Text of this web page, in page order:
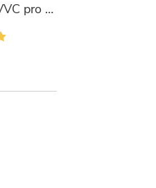
Žhavící hlava Vandy Vape VVC pro PULSE